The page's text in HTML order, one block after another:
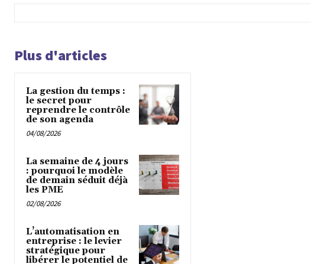
Plus d'articles
La gestion du temps :
le secret pour
reprendre le contrôle
de son agenda
04/08/2026
La semaine de 4 jours
: pourquoi le modèle
de demain séduit déjà
les PME
02/08/2026
L’automatisation en
entreprise : le levier
stratégique pour
libérer le potentiel de